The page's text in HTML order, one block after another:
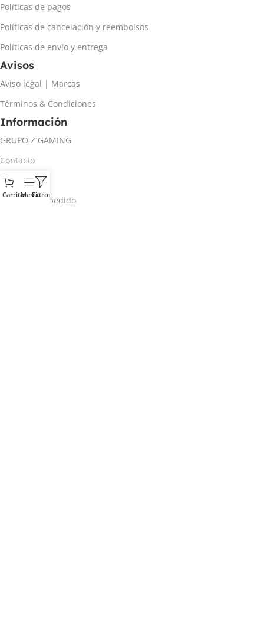
Políticas de pagos
Políticas de cancelación y reembolsos
Políticas de envío y entrega
Avisos
Aviso legal | Marcas
Términos & Condiciones
Información
GRUPO Z´GAMING
Contacto
Mi cuenta
Rastrear mi pedido
CarritoMenúFiltros